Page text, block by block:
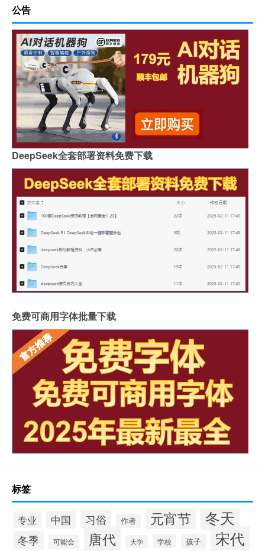
公告
DeepSeek全套部署资料免费下载
免费可商用字体批量下载
标签
专业 中国 习俗 作者 元宵节 冬天
冬季 可能会 唐代 大学 学校 孩子 宋代